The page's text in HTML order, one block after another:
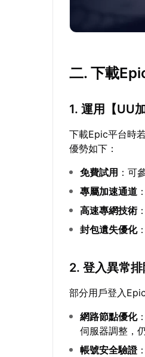
二. 下載
1. 運用【UU
下載Epic平台時
優勢如下：
免費試用 ：可
專屬加速通道
高速專網技術
封包遺失優化
2. 登入異常
部分用戶登入
網路節點優化
伺服器調整，
帳號安全驗證